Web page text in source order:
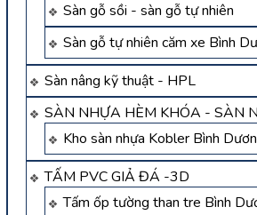
Sàn gỗ sồi - sàn gỗ tự nhiên
Sàn gỗ tự nhiên căm xe Bình
Sàn nâng kỹ thuật - HPL
SÀN NHỰA HÈM KHÓA - SÀN
Kho sàn nhựa Kobler Bình
TẤM PVC GIẢ ĐÁ -3D
Tấm ốp tường than tre Bình